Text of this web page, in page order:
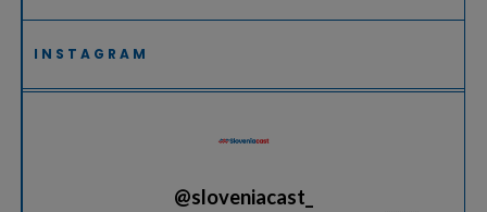
INSTAGRAM
@sloveniacast_